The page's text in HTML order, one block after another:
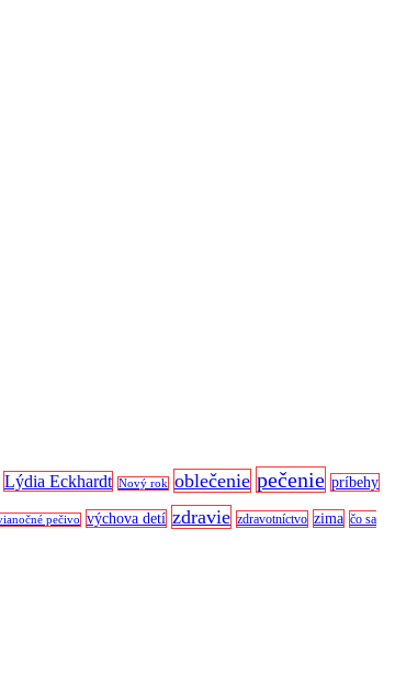
Lýdia Eckhardt Nový rok oblečenie pečenie príbehy
pečivo výchova detí zdravie zdravotníctvo zima čo sa